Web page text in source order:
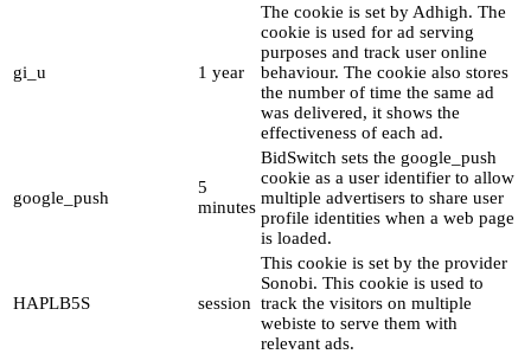
gi_u 1 year
The cookie is set by Adhigh. The
cookie is used for ad serving
purposes and track user online
behaviour. The cookie also stores
the number of time the same ad
was delivered, it shows the
effectiveness of each ad.
google_push
5
minutes
BidSwitch sets the google_push
cookie as a user identifier to allow
multiple advertisers to share user
profile identities when a web page
is loaded.
HAPLB5S session
This cookie is set by the provider
Sonobi. This cookie is used to
track the visitors on multiple
webiste to serve them with
relevant ads.